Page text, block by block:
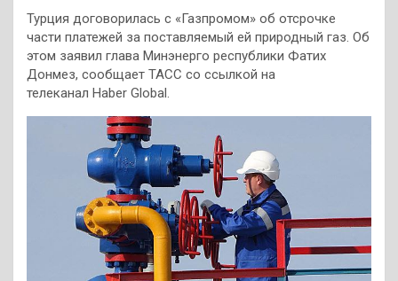
Турция договорилась с «Газпромом» об отсрочке
части платежей за поставляемый ей природный газ. Об
этом заявил глава Минэнерго республики Фатих
Донмез, сообщает ТАСС со ссылкой на
телеканал Haber Global.